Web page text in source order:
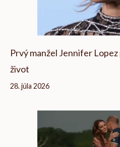
Prvý manžel Jennifer Lopez
život
28. júla 2026